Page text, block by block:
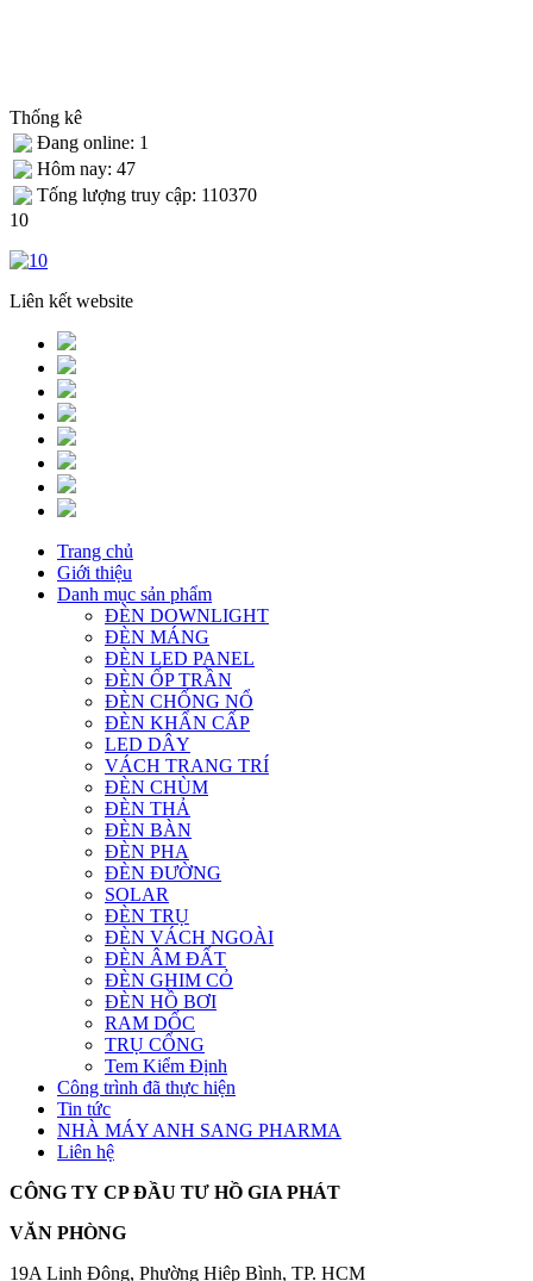
Thống kê
Đang online: 1
Hôm nay: 47
Tống lượng truy cập: 110370
10
Liên kết website
Trang chủ
Giới thiệu
Danh mục sản phẩm
ĐÈN DOWNLIGHT
ĐÈN MÁNG
ĐÈN LED PANEL
ĐÈN ỐP TRẦN
ĐÈN CHỐNG NỔ
ĐÈN KHẨN CẤP
LED DÂY
VÁCH TRANG TRÍ
ĐÈN CHÙM
ĐÈN THẢ
ĐÈN BÀN
ĐÈN PHA
ĐÈN ĐƯỜNG
SOLAR
ĐÈN TRỤ
ĐÈN VÁCH NGOÀI
ĐÈN ÂM ĐẤT
ĐÈN GHIM CỎ
ĐÈN HỒ BƠI
RAM DỐC
TRỤ CỔNG
Tem Kiểm Định
Công trình đã thực hiện
Tin tức
NHÀ MÁY ANH SANG PHARMA
Liên hệ
CÔNG TY CP ĐẦU TƯ HỒ GIA PHÁT
VĂN PHÒNG
19A Linh Đông, Phường Hiệp Bình, TP. HCM